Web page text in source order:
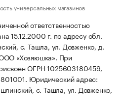
универсальных магазинов
ответственностью
15.12.2000 г. по адресу обл.
с. Ташла, ул. Довженко, д.
«Хозяюшка». При
ОГРН 1025603180459,
Юридический адрес:
с. Ташла, ул. Довженко,